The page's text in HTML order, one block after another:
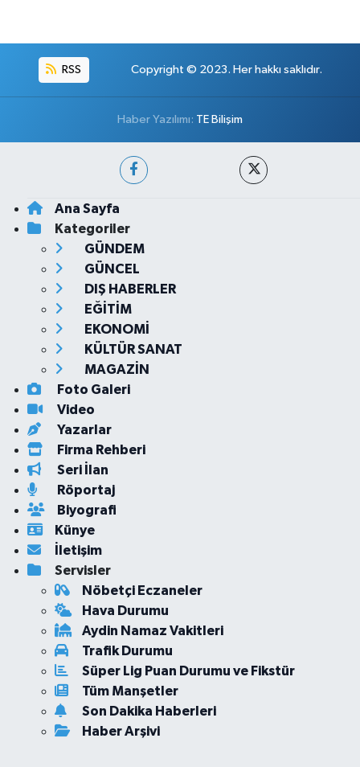
RSS Copyright © 2023. Her hakkı saklıdır.
Haber Yazılımı: TE Bilişim
Ana Sayfa
Kategoriler
GÜNDEM
GÜNCEL
DIŞ HABERLER
EĞİTİM
EKONOMİ
KÜLTÜR SANAT
MAGAZİN
Foto Galeri
Video
Yazarlar
Firma Rehberi
Seri İlan
Röportaj
Biyografi
Künye
İletişim
Servisler
Nöbetçi Eczaneler
Hava Durumu
Aydin Namaz Vakitleri
Trafik Durumu
Süper Lig Puan Durumu ve Fikstür
Tüm Manşetler
Son Dakika Haberleri
Haber Arşivi